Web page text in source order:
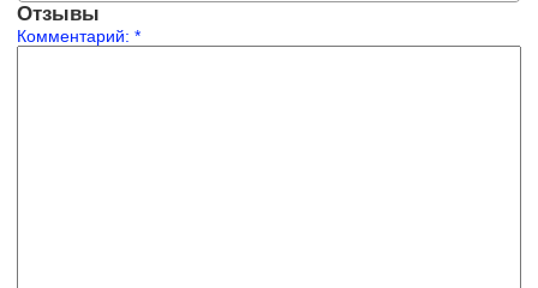
Отзывы
Комментарий: *